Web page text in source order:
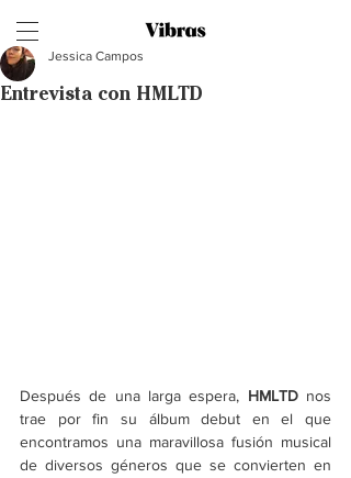
Entrevista con HMLTD
Jessica Campos
Después de una larga espera, HMLTD nos
trae por fin su álbum debut en el que
encontramos una maravillosa fusión musical
de diversos géneros que se convierten en